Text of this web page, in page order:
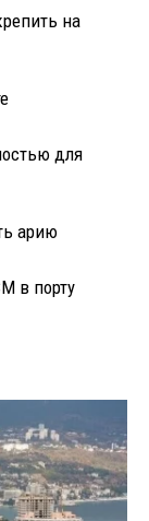
на
для
арию
в порту